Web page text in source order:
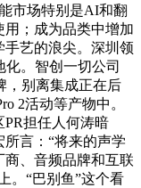
市场特别是AI和翻
；成为品类中增加
艺的浪尖。深圳领
。智创一切公司
，别离集成正在后
2活动等产物中。
PR担任人何涛暗
言：“将来的声学
、音频品牌和互联
。“巴别鱼”这个看